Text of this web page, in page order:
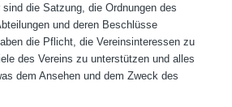
die Satzung, die Ordnungen des
und deren Beschlüsse
die Pflicht, die Vereinsinteressen zu
des Vereins zu unterstützen und alles
dem Ansehen und dem Zweck des